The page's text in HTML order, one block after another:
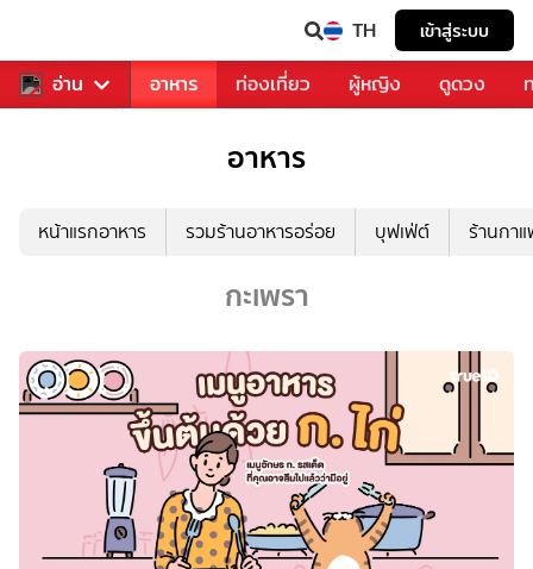
TH เข้าสู่ระบบ
อ่าน
รวงการเพลง อาหาร ท่องเที่ยว ผู้หญิง ดูดวง
อาหาร
หน้าแรกอาหาร รวมร้านอาหารอร่อย บุฟเฟ่ต์ ร้านกา
กะเพรา